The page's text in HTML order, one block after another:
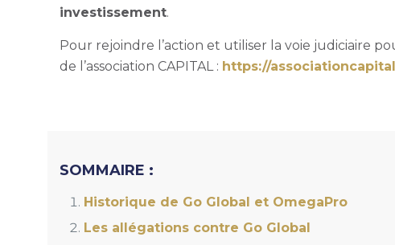
investissement.
Pour rejoindre l’action et utiliser la voie judiciaire
de l’association CAPITAL : https://
SOMMAIRE :
Historique de Go Global et OmegaPro
Les allégations contre Go Global